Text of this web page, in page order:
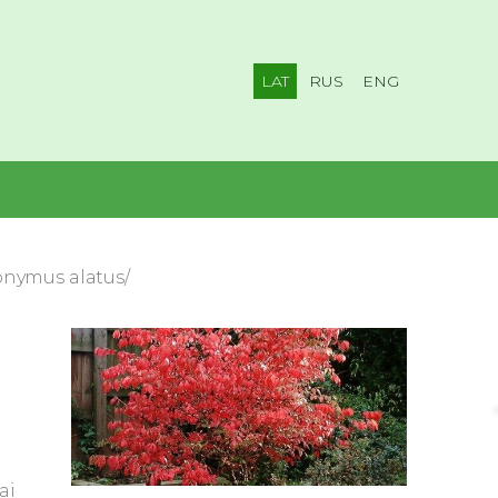
LAT RUS ENG
alatus/